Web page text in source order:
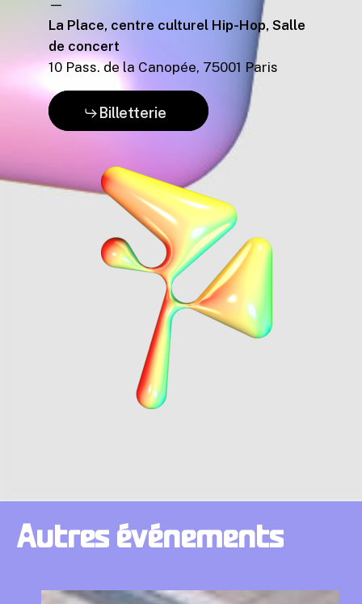
—
La Place, centre culturel Hip-Hop, Salle
de concert
10 Pass. de la Canopée, 75001 Paris
Billetterie
Autres événements